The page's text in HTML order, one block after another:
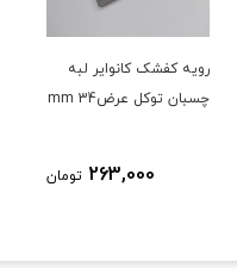
کفشک کانوایر لبه چسبان
توکل تک راهنما
569,000 تومان